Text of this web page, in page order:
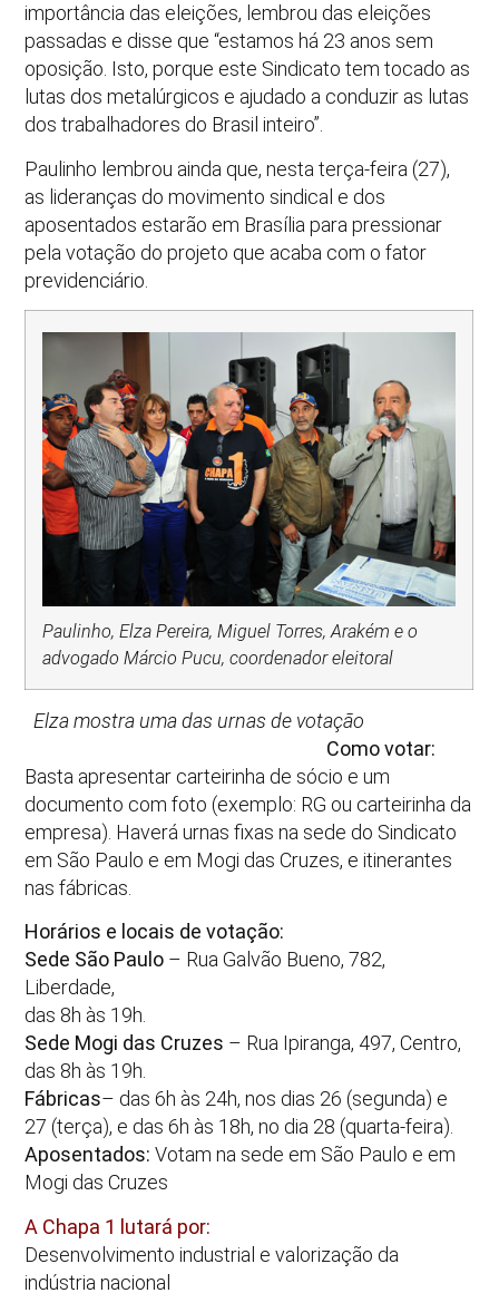
importância das eleições, lembrou das eleições
passadas e disse que “estamos há 23 anos sem
oposição. Isto, porque este Sindicato tem tocado as
lutas dos metalúrgicos e ajudado a conduzir as lutas
dos trabalhadores do Brasil inteiro”.
Paulinho lembrou ainda que, nesta terça-feira (27),
as lideranças do movimento sindical e dos
aposentados estarão em Brasília para pressionar
pela votação do projeto que acaba com o fator
previdenciário.
Paulinho, Elza Pereira, Miguel Torres, Arakém e o
advogado Márcio Pucu, coordenador eleitoral
Elza mostra uma das urnas de votação
Como votar:
Basta apresentar carteirinha de sócio e um
documento com foto (exemplo: RG ou carteirinha da
empresa). Haverá urnas fixas na sede do Sindicato
em São Paulo e em Mogi das Cruzes, e itinerantes
nas fábricas.
Horários e locais de votação:
Sede São Paulo – Rua Galvão Bueno, 782,
Liberdade,
das 8h às 19h.
Sede Mogi das Cruzes – Rua Ipiranga, 497, Centro,
das 8h às 19h.
Fábricas– das 6h às 24h, nos dias 26 (segunda) e
27 (terça), e das 6h às 18h, no dia 28 (quarta-feira).
Aposentados: Votam na sede em São Paulo e em
Mogi das Cruzes
A Chapa 1 lutará por:
Desenvolvimento industrial e valorização da
indústria nacional